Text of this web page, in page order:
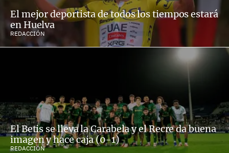
El mejor deportista de todos los tiempos estará
en Huelva
REDACCIÓN
El Betis se lleva la Carabela y el Recre da buena
imagen y hace caja (0-1)
REDACCIÓN